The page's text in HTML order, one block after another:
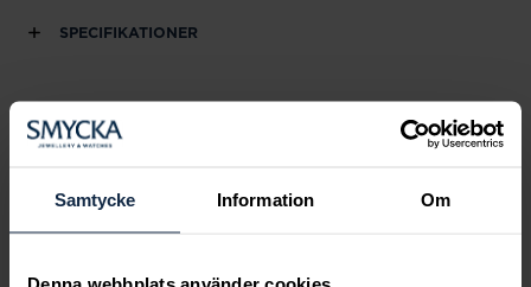
Samtycke Information Om
SPECIFIKATIONER
Andra köpte också